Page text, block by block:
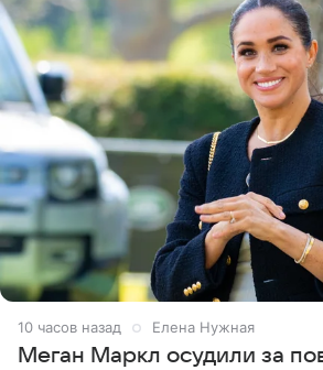
10 часов назад Елена Нужная
Меган Маркл осудили за